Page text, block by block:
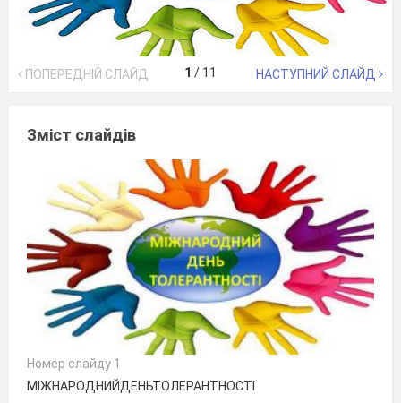
ПОПЕРЕДНІЙ СЛАЙД 1 / 11 НАСТУПНИЙ СЛАЙД
Зміст слайдів
Номер слайду 1
МІЖНАРОДНИЙДЕНЬТОЛЕРАНТНОСТІ